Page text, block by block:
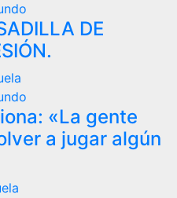
DE
«La gente
a jugar algún